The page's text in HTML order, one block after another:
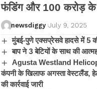
फंडिंग और 100 करोड़ के
newsdiggy July 9, 2025
मुंबई-पुणे एक्सप्रेसवे हादसे में 5
बाप ने 3 बेटियों के साथ की
Agusta Westland
कंपनी के खिलाफ अगस्ता वेस्टलैंड,
की कार्रवाई जारी